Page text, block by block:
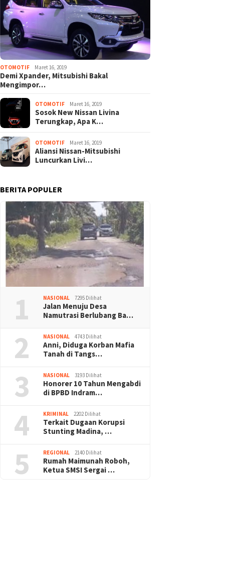
Panglima TNI Pastikan
Kesiapan Operasi Gabungan,
Diterjunkan di Riau
Proses Seleksi Paskibraka
OTOMOTIF Maret 16, 2019
Demi Xpander, Mitsubishi Bakal
Mengimpor…
OTOMOTIF Maret 16, 2019
Sosok New Nissan Livina
Terungkap, Apa K…
OTOMOTIF Maret 16, 2019
Aliansi Nissan-Mitsubishi
Luncurkan Livi…
BERITA POPULER
1 NASIONAL 7295 Dilihat
Jalan Menuju Desa
Namutrasi Berlubang Ba…
2 NASIONAL 4743 Dilihat
Anni, Diduga Korban Mafia
Tanah di Tangs…
3 NASIONAL 3193 Dilihat
Honorer 10 Tahun Mengabdi
di BPBD Indram…
4 KRIMINAL 2202 Dilihat
Terkait Dugaan Korupsi
Stunting Madina, …
5 REGIONAL 2140 Dilihat
Rumah Maimunah Roboh,
Ketua SMSI Sergai …